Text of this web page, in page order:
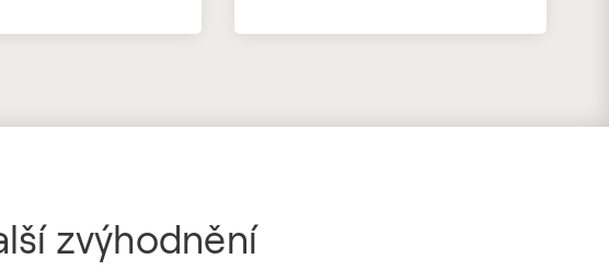
zvýhodnění